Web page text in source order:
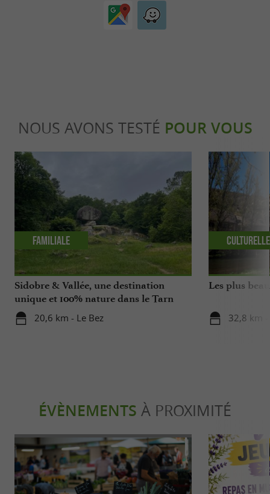
NOUS AVONS TESTÉ POUR VOUS
Sidobre & Vallée, une destination
unique et 100% nature dans le Tarn
20,6 km - Le Bez
Familiale
Les plus
32,8 km -
Culturelle
ÉVÈNEMENTS À PROXIMITÉ